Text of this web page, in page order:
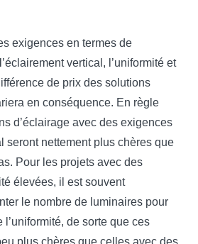
exigences en termes de
vertical, l’uniformité et
de prix des solutions
en conséquence. En règle
d’éclairage avec des exigences
seront nettement plus chères que
Pour les projets avec des
élevées, il est souvent
le nombre de luminaires pour
de sorte que ces
plus chères que celles avec des